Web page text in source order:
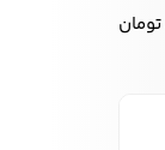
تومان